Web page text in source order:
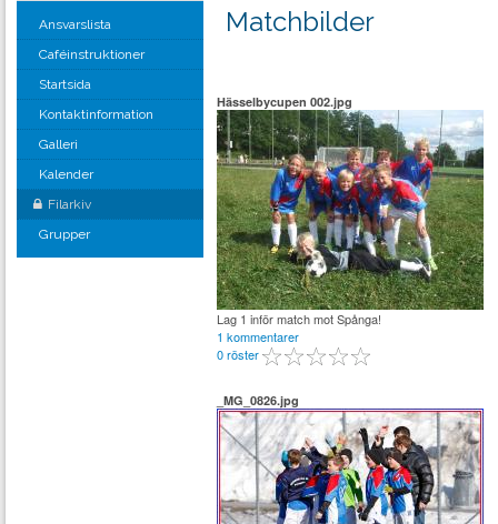
Ansvarslista
Caféinstruktioner
Startsida
Kontaktinformation
Galleri
Kalender
Filarkiv
Grupper
Matchbilder
Hässelbycupen 002.jpg
Lag 1 inför match mot Spånga!
1 kommentarer
0 röster
_MG_0826.jpg